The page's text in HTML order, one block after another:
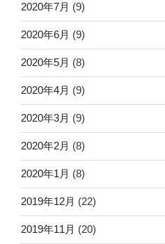
2020年7月 (9)
2020年6月 (9)
2020年5月 (8)
2020年4月 (9)
2020年3月 (9)
2020年2月 (8)
2020年1月 (8)
2019年12月 (22)
2019年11月 (20)